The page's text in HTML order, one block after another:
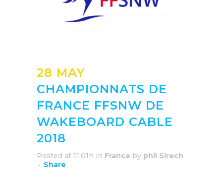
28 MAY
CHAMPIONNATS DE
FRANCE FFSNW DE
WAKEBOARD CABLE
2018
Posted at 11:01h in France by phil Sirech
Share